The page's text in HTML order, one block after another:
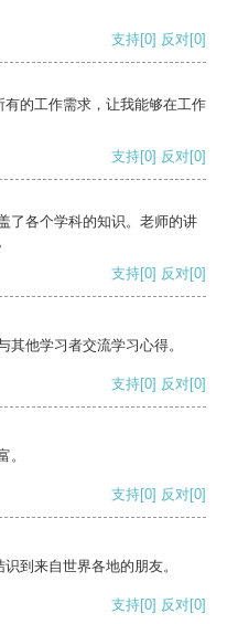
支持[0] 反对[0]
的工作需求，让我能够在工作
支持[0] 反对[0]
了各个学科的知识。老师的讲
支持[0] 反对[0]
他学习者交流学习心得。
支持[0] 反对[0]
。
支持[0] 反对[0]
到来自世界各地的朋友。
支持[0] 反对[0]